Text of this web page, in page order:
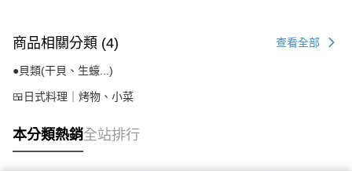
商品相關分類 (4) 查看全部
●貝類(干貝、生蠔...)
🍱日式料理｜烤物、小菜
本分類熱銷全站排行